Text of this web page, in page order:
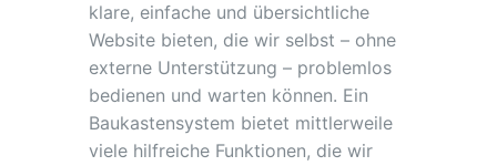
klare, einfache und übersichtliche
Website bieten, die wir selbst – ohne
externe Unterstützung – problemlos
bedienen und warten können. Ein
Baukastensystem bietet mittlerweile
viele hilfreiche Funktionen, die wir